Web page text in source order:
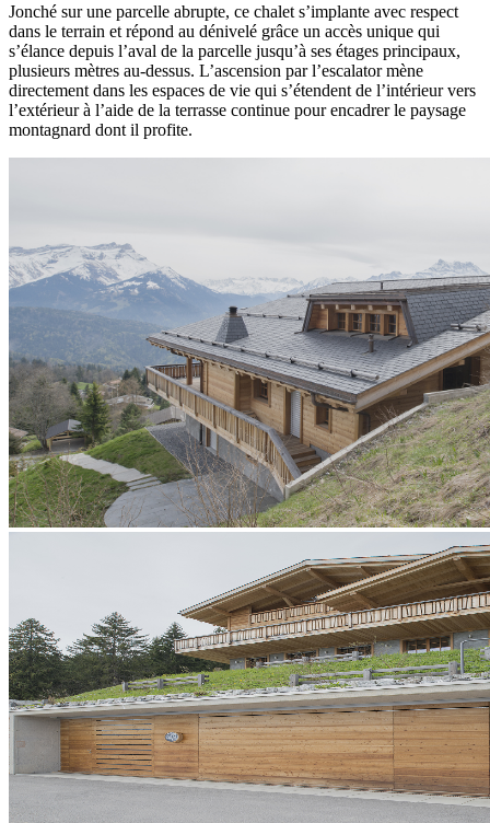
Jonché sur une parcelle abrupte, ce chalet s’implante avec respect
dans le terrain et répond au dénivelé grâce un accès unique qui
s’élance depuis l’aval de la parcelle jusqu’à ses étages principaux,
plusieurs mètres au-dessus. L’ascension par l’escalator mène
directement dans les espaces de vie qui s’étendent de l’intérieur vers
l’extérieur à l’aide de la terrasse continue pour encadrer le paysage
montagnard dont il profite.